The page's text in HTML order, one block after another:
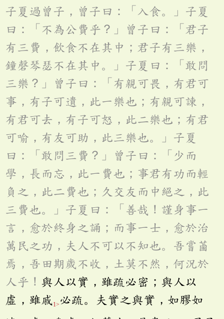
子夏過曾子，曾子曰：「入食。」子夏
曰：「不為公費乎？」曾子曰：「君子
有三費，飲食不在其中；君子有三樂，
鐘磬琴瑟不在其中。」子夏曰：「敢問
三樂？」曾子曰：「有親可畏，有君可
事，有子可遺，此一樂也；有親可諫，
有君可去，有子可怒，此二樂也；有君
可喻，有友可助，此三樂也。」子夏
曰：「敢問三費？」曾子曰：「少而
學，長而忘，此一費也；事君有功而輕
負之，此二費也；久交友而中絕之，此
三費也。」子夏曰：「善哉！謹身事一
言，愈於終身之誦；而事一士，愈於治
萬民之功，夫人不可以不知也。吾嘗蓾
焉，吾田期歲不收，土莫不然，何況於
人乎！ 與人以實，雖疏必密；與人以
虛，雖戚 1> 必疏。夫實之與實，如膠如